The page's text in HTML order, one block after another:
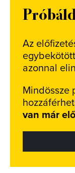
Az
azonnal
Mindössze
van már